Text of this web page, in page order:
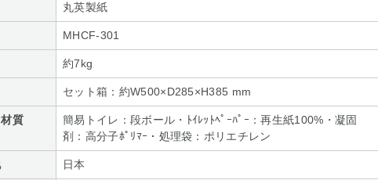
丸英製紙
MHCF-301
約7kg
セット箱：約W500×D285×H385 mm
質
簡易トイレ：段ボール・ﾄｲﾚｯﾄﾍﾟｰﾊﾟｰ：再生紙100%・凝固
剤：高分子ﾎﾟﾘﾏｰ・処理袋：ポリエチレン
日本